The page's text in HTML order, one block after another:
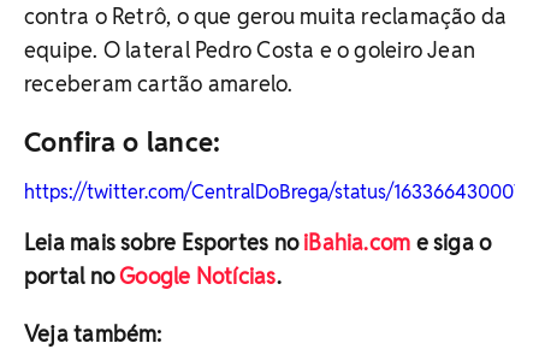
contra o Retrô, o que gerou muita reclamação da
equipe. O lateral Pedro Costa e o goleiro Jean
receberam cartão amarelo.
Confira o lance:
https://twitter.com/CentralDoBrega/status/
Leia mais sobre Esportes noiBahia.com e siga o
portal noGoogle Notícias.
Veja também: